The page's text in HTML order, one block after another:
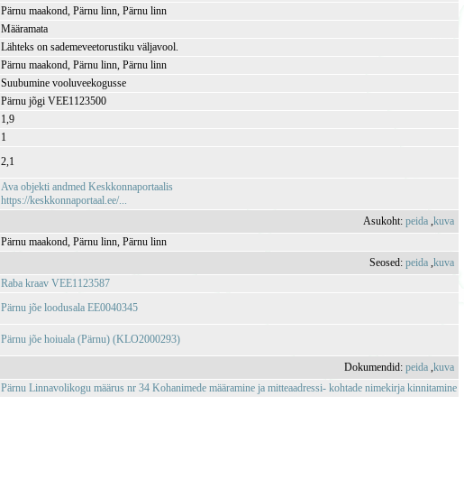
Pärnu maakond, Pärnu linn, Pärnu linn
Määramata
Lähteks on sademeveetorustiku väljavool.
Pärnu maakond, Pärnu linn, Pärnu linn
Suubumine vooluveekogusse
Pärnu jõgi VEE1123500
1,9
1
2,1
Ava objekti andmed Keskkonnaportaalis
https://keskkonnaportaal.ee/...
Asukoht:peida ,kuva
Pärnu maakond, Pärnu linn, Pärnu linn
Seosed:peida ,kuva
Raba kraav VEE1123587
Pärnu jõe loodusala EE0040345
Pärnu jõe hoiuala (Pärnu) (KLO2000293)
Dokumendid:peida ,kuva
Pärnu Linnavolikogu määrus nr 34 Kohanimede määramine ja mitteaadressi- kohtade nimekirja kinnitamine